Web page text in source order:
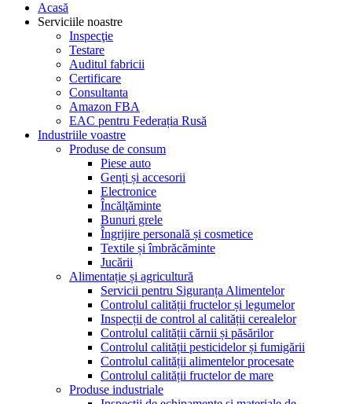
Acasă
Serviciile noastre
Inspecţie
Testare
Auditul fabricii
Certificare
Consultanta
Amazon FBA
EAC pentru Federația Rusă
Industriile voastre
Produse de consum
Piese auto
Genți și accesorii
Electronice
Încălţăminte
Bunuri grele
Îngrijire personală și cosmetice
Textile și îmbrăcăminte
Jucării
Alimentație și agricultură
Servicii pentru Siguranța Alimentelor
Controlul calității fructelor și legumelor
Inspecții de control al calității cerealelor
Controlul calității cărnii și păsărilor
Controlul calității pesticidelor și fumigării
Controlul calității alimentelor procesate
Controlul calității fructelor de mare
Produse industriale